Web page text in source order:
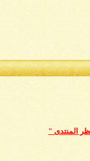
المنتدى "